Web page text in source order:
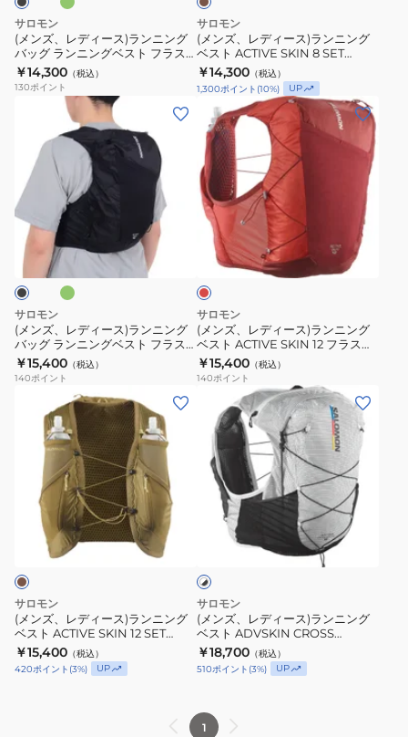
ン
ニ
ン
グ
ン
ニ
グ
ベ
ス
ト
フ
ラ
ス
ACTIVE
SKIN
LC217
サロモン
(メンズ、レディース)ランニング
バッグ ランニングベスト フラス
ク付 ACTIVE SKIN 8 LC217
￥14,300 （税込）
130ポイント
ン
ニ
ン
グ
ス
ト
ACTIVE
SKIN
8
SET
LC2862500
サロモン
(メンズ、レディース)ランニング
ベスト ACTIVE SKIN 8 SET
LC2862500
￥14,300 （税込）
1,300ポイント (10%) UP
ズ、
デ
ィ
ー
ス)
ラ
ン
ニ
ン
グ
ス
ト
フ
ラ
ス
サロモン
(メンズ、レディース)ランニング
バッグ ランニングベスト フラス
ク付 ACTIVE SKIN 12 LC2177400
LC2177600
￥15,400 （税込）
140ポイント
ン
ズ、
レ
デ
ィ
ラ
ン
ニ
ン
グ
ACTIVE
SKIN
ク
付
LC2177500
レ
ッ
ド
サロモン
(メンズ、レディース)ランニング
ベスト ACTIVE SKIN 12 フラスク
付 LC2177500
￥15,400 （税込）
140ポイント
ラ
ン
ニ
ン
グ
サロモン
(メンズ、レディース)ランニング
ベスト ACTIVE SKIN 12 SET
LC2862400
￥15,400 （税込）
420ポイント (3%) UP
ズ、
ラ
ン
ニ
ン
グ
ト
ホ
ワ
ブ
ラ
ッ
ク
サロモン
(メンズ、レディース)ランニング
ベスト ADVSKIN CROSS
SEASON RACE FLAG
LC2091900
￥18,700 （税込）
510ポイント (3%) UP
1